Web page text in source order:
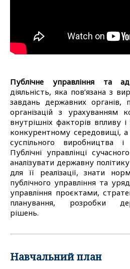
Публічне управління та
діяльність, яка пов’язана з
завдань державних органів,
організацій з урахуванням
внутрішніх факторів впливу
конкурентному середовищі, а
суспільного виробництва
Публічні управлінці
аналізувати державну
для її реалізації, знати
публічного управління та
управління проєктами,
планування, розробки
рішень.
Навчальний план